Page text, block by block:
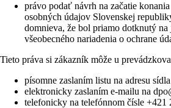
právo podať návrh na začatie
osobných údajov Slovenskej
domnieva, že bol priamo dotknutý
všeobecného nariadenia o ochrane
Tieto práva si zákazník môže u
písomne zaslaním listu na adresu
elektronicky zaslaním e-mailu na
telefonicky na telefónnom čísle +421